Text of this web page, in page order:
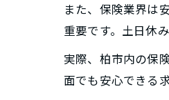
また、保険業界は
重要です。土日休
実際、柏市内の保
面でも安心できる